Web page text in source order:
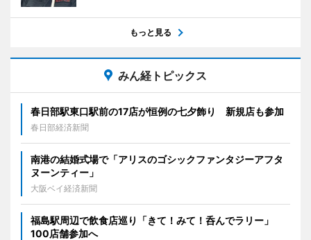
もっと見る
みん経トピックス
春日部駅東口駅前の17店が恒例の七夕飾り 新規店も参加
春日部経済新聞
南港の結婚式場で「アリスのゴシックファンタジーアフタ
ヌーンティー」
大阪ベイ経済新聞
福島駅周辺で飲食店巡り「きて！みて！呑んでラリー」
100店舗参加へ